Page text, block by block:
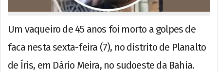
Um vaqueiro de 45 anos foi morto a golpes de
faca nesta sexta-feira (7), no distrito de Planalto
de Íris, em Dário Meira, no sudoeste da Bahia.